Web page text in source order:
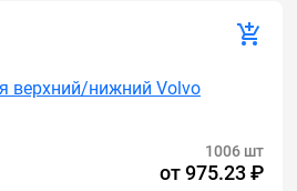
верхний/нижний Volvo
1006 шт
от975.23 ₽